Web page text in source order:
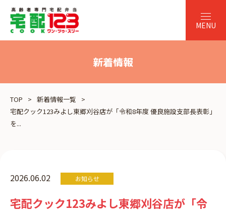
新着情報
TOP
新着情報一覧
宅配クック123みよし東郷刈谷店が「令和8年度 優良施設支部長表彰」
を...
2026.06.02 お知らせ
宅配クック123みよし東郷刈谷店が「令